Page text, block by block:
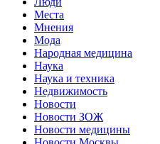
Места
Мнения
Мода
Народная медицина
Наука
Наука и техника
Недвижимость
Новости
Новости ЗОЖ
Новости медицины